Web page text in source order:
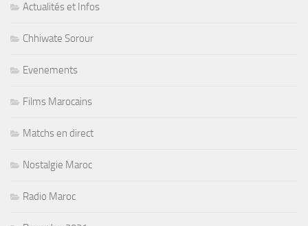
Actualités et Infos
Chhiwate Sorour
Evenements
Films Marocains
Matchs en direct
Nostalgie Maroc
Radio Maroc